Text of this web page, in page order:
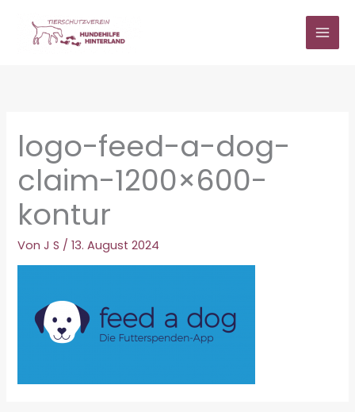
springen
logo-feed-a-dog-
claim-1200×600-
kontur
VonJ S /13. August 2024